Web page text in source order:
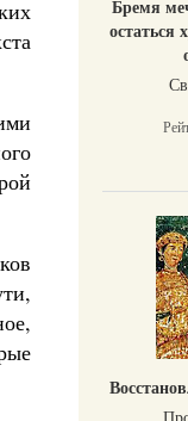
Бремя
остаться